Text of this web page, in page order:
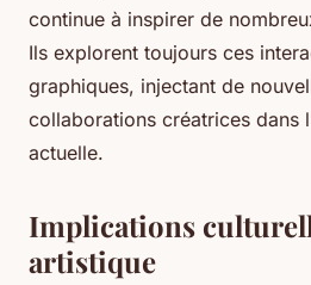
continue à inspirer de
Ils explorent toujours ces
graphiques, injectant de
collaborations créatrices dans
actuelle.
Implications
artistique